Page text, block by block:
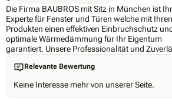
Die Firma BAUBROS mit Sitz in München ist Ihr
Experte für Fenster und Türen welche mit Ihren
Produkten einen effektiven Einbruchschutz
optimale Wärmedämmung für Ihr Eigentum
garantiert. Unsere Professionalität und
in Verbindung mit unseren Produkten höchster
Qualität werden Sie überzeugen. Ihr
sichern wir unseren Kunden vom
bis zur Abnahme und selbstverständlich
Relevante Bewertung
Keine Interesse mehr von unserer Seite.